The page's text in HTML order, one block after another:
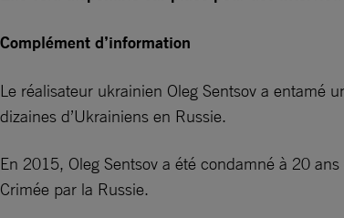
Complément d’information
Le réalisateur ukrainien Oleg Sentsov a entamé
dizaines d’Ukrainiens en Russie.
En 2015, Oleg Sentsov a été condamné à 20
Crimée par la Russie.